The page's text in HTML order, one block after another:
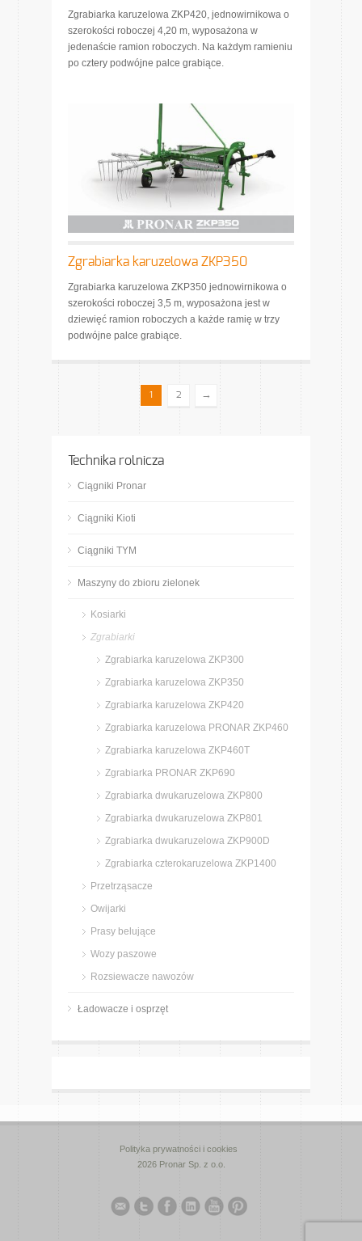
Zgrabiarka karuzelowa ZKP420, jednowirnikowa o
szerokości roboczej 4,20 m, wyposażona w
jedenaście ramion roboczych. Na każdym ramieniu
po cztery podwójne palce grabiące.
Zgrabiarka karuzelowa ZKP350
Zgrabiarka karuzelowa ZKP350 jednowirnikowa o
szerokości roboczej 3,5 m, wyposażona jest w
dziewięć ramion roboczych a każde ramię w trzy
podwójne palce grabiące.
1 2 →
Technika rolnicza
Ciągniki Pronar
Ciągniki Kioti
Ciągniki TYM
Maszyny do zbioru zielonek
Kosiarki
Zgrabiarki
Zgrabiarka karuzelowa ZKP300
Zgrabiarka karuzelowa ZKP350
Zgrabiarka karuzelowa ZKP420
Zgrabiarka karuzelowa PRONAR ZKP460
Zgrabiarka karuzelowa ZKP460T
Zgrabiarka PRONAR ZKP690
Zgrabiarka dwukaruzelowa ZKP800
Zgrabiarka dwukaruzelowa ZKP801
Zgrabiarka dwukaruzelowa ZKP900D
Zgrabiarka czterokaruzelowa ZKP1400
Przetrząsacze
Owijarki
Prasy belujące
Wozy paszowe
Rozsiewacze nawozów
Ładowacze i osprzęt
Polityka prywatności i cookies
2026 Pronar Sp. z o.o.